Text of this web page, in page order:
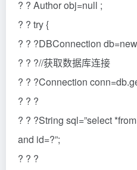
? ? Author obj=null ;
? ? try {
? ? ?DBConnection
? ? ?//获取数据库连接
? ? ?Connection
? ? ?
? ? ?String sql=”select
and id=?”;
? ? ?